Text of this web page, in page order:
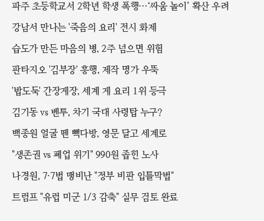
파주 초등학교서 2학년 학생 폭행…‘싸움 놀이’ 확산 우려
강남서 만나는 '죽음의 요리' 전시 화제
습도가 만든 마음의 병, 2주 넘으면 위험
판타지오 '김부장' 흥행, 제작 명가 우뚝
'밥도둑' 간장게장, 세계 게 요리 1위 등극
김기동 vs 벤투, 차기 국대 사령탑 누구?
백종원 얼굴 뗀 빽다방, 영문 달고 세계로
"생존권 vs 폐업 위기" 990원 좁힌 노사
나경원, 7·7법 맹비난 "정부 비판 입틀막법"
트럼프 "유럽 미군 1/3 감축" 실무 검토 완료